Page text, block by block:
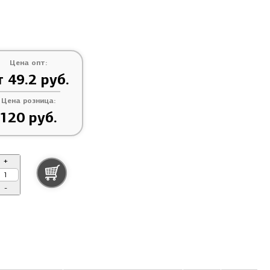
Цена опт:
49.2 руб.
Цена розница:
120 руб.
+
-